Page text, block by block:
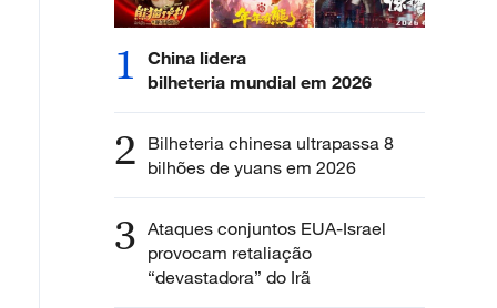
1
China lidera
bilheteria mundial em 2026
2 Bilheteria chinesa ultrapassa 8
bilhões de yuans em 2026
3 Ataques conjuntos EUA-Israel
provocam retaliação
“devastadora” do Irã